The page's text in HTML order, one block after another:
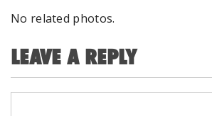
No related photos.
LEAVE A REPLY